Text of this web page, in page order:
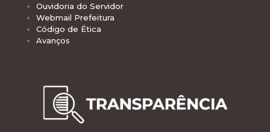
Ouvidoria do Servidor
Webmail Prefeitura
Código de Ética
Avanços